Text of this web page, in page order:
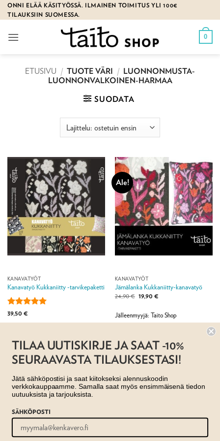
Skip
to
ONNI ELÄÄ KÄSITYÖSSÄ. ILMAINEN TOIMITUS YLI 100€
TILAUKSIIN SUOMESSA.
0
ETUSIVU / TUOTE VÄRI / LUONNONMUSTA-
LUONNONVALKOINEN-HARMAA
SUODATA
KANAVATYÖT
Kanavatyö Kukkaniitty -tarvikepaketti
Arvostelu
tuotteesta:5
39,50 €
Ale!
KANAVATYÖT
Jämälanka Kukkaniitty-kanavatyö
24,90€ Alkuperäinen
hinta
24,90 €.
19,90 €Nykyinen
19,90 €.
Jälleenmyyjä: Taito Shop
AJANKOHTAISTA
REKISTERISELOSTE
TILAUS- JA TOIMITUSEHDOT
TILAA UUTISKIRJE JA SAAT -10%
SEURAAVASTA TILAUKSESTASI!
Jätä sähköpostisi ja saat kiitokseksi alennuskoodin
verkkokauppaamme. Samalla saat myös ensimmäisenä tiedon
uutuuksista ja tarjouksista.
SÄHKÖPOSTI